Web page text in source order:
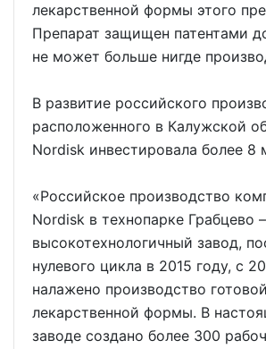
лекарственной формы этого
Препарат защищен патентами
не может больше нигде
В развитие российского
расположенного в Калужской
Nordisk инвестировала более 8
«Российское производство
Nordisk в технопарке Грабцево
высокотехнологичный завод,
нулевого цикла в 2015 году, с
налажено производство готовой
лекарственной формы. В
заводе создано более 300